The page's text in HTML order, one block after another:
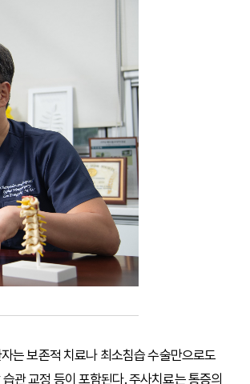
는 보존적 치료나 최소침습 수술만으로도
관 교정 등이 포함된다. 주사치료는 통증의